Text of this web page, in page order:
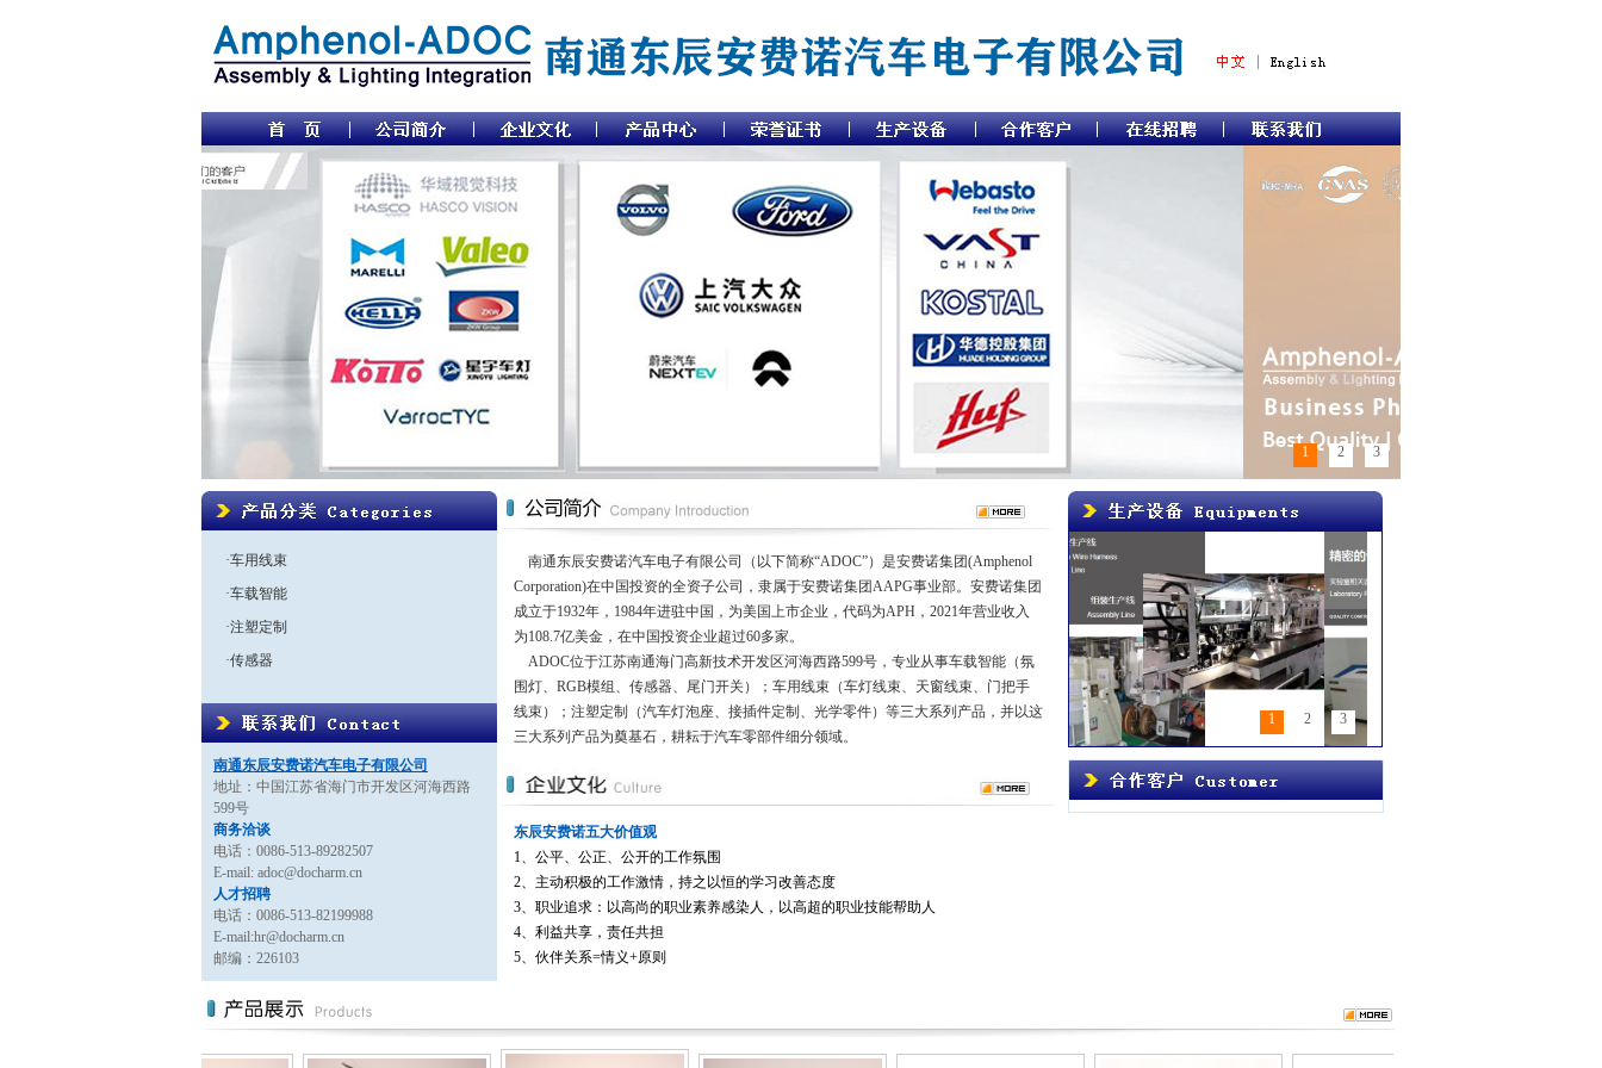
1 2 3
·车用线束
·车载智能
·注塑定制
·传感器
南通东辰安费诺汽车电子有限公司
地址： 中国江苏省海门市开发区河海西路
599号
商务洽谈
电话： 0086-513-89282507
E-mail: adoc@docharm.cn
人才招聘
电话： 0086-513-82199988
E-mail:hr@docharm.cn
邮编： 226103
南通东辰安费诺汽车电子有限公司（以下简称“ADOC”）是安费诺集团(Amphenol
Corporation)在中国投资的全资子公司，隶属于安费诺集团AAPG事业部。安费诺集团
成立于1932年，1984年进驻中国，为美国上市企业，代码为APH，2021年营业收入
为108.7亿美金，在中国投资企业超过60多家。
ADOC位于江苏南通海门高新技术开发区河海西路599号，专业从事车载智能（氛
围灯、RGB模组、传感器、尾门开关）；车用线束（车灯线束、天窗线束、门把手
线束）；注塑定制（汽车灯泡座、接插件定制、光学零件）等三大系列产品，并以这
三大系列产品为奠基石，耕耘于汽车零部件细分领域。
东辰安费诺五大价值观
1、公平、公正、公开的工作氛围
2、主动积极的工作激情，持之以恒的学习改善态度
3、职业追求：以高尚的职业素养感染人，以高超的职业技能帮助人
4、利益共享，责任共担
5、伙伴关系=情义+原则
1 2 3